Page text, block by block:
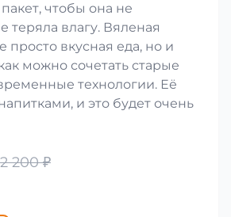
чтобы она не
теряла влагу. Вяленая
просто вкусная еда, но и
можно сочетать старые
технологии. Её
и это будет очень
2 200 ₽